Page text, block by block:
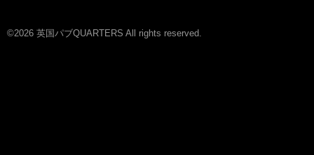
©2026 英国パブQUARTERS All rights reserved.